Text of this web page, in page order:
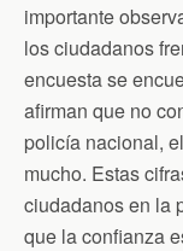
importante
los ciudadanos
encuesta se
afirman que no
policía nacional,
mucho. Estas
ciudadanos en la
que la confianza